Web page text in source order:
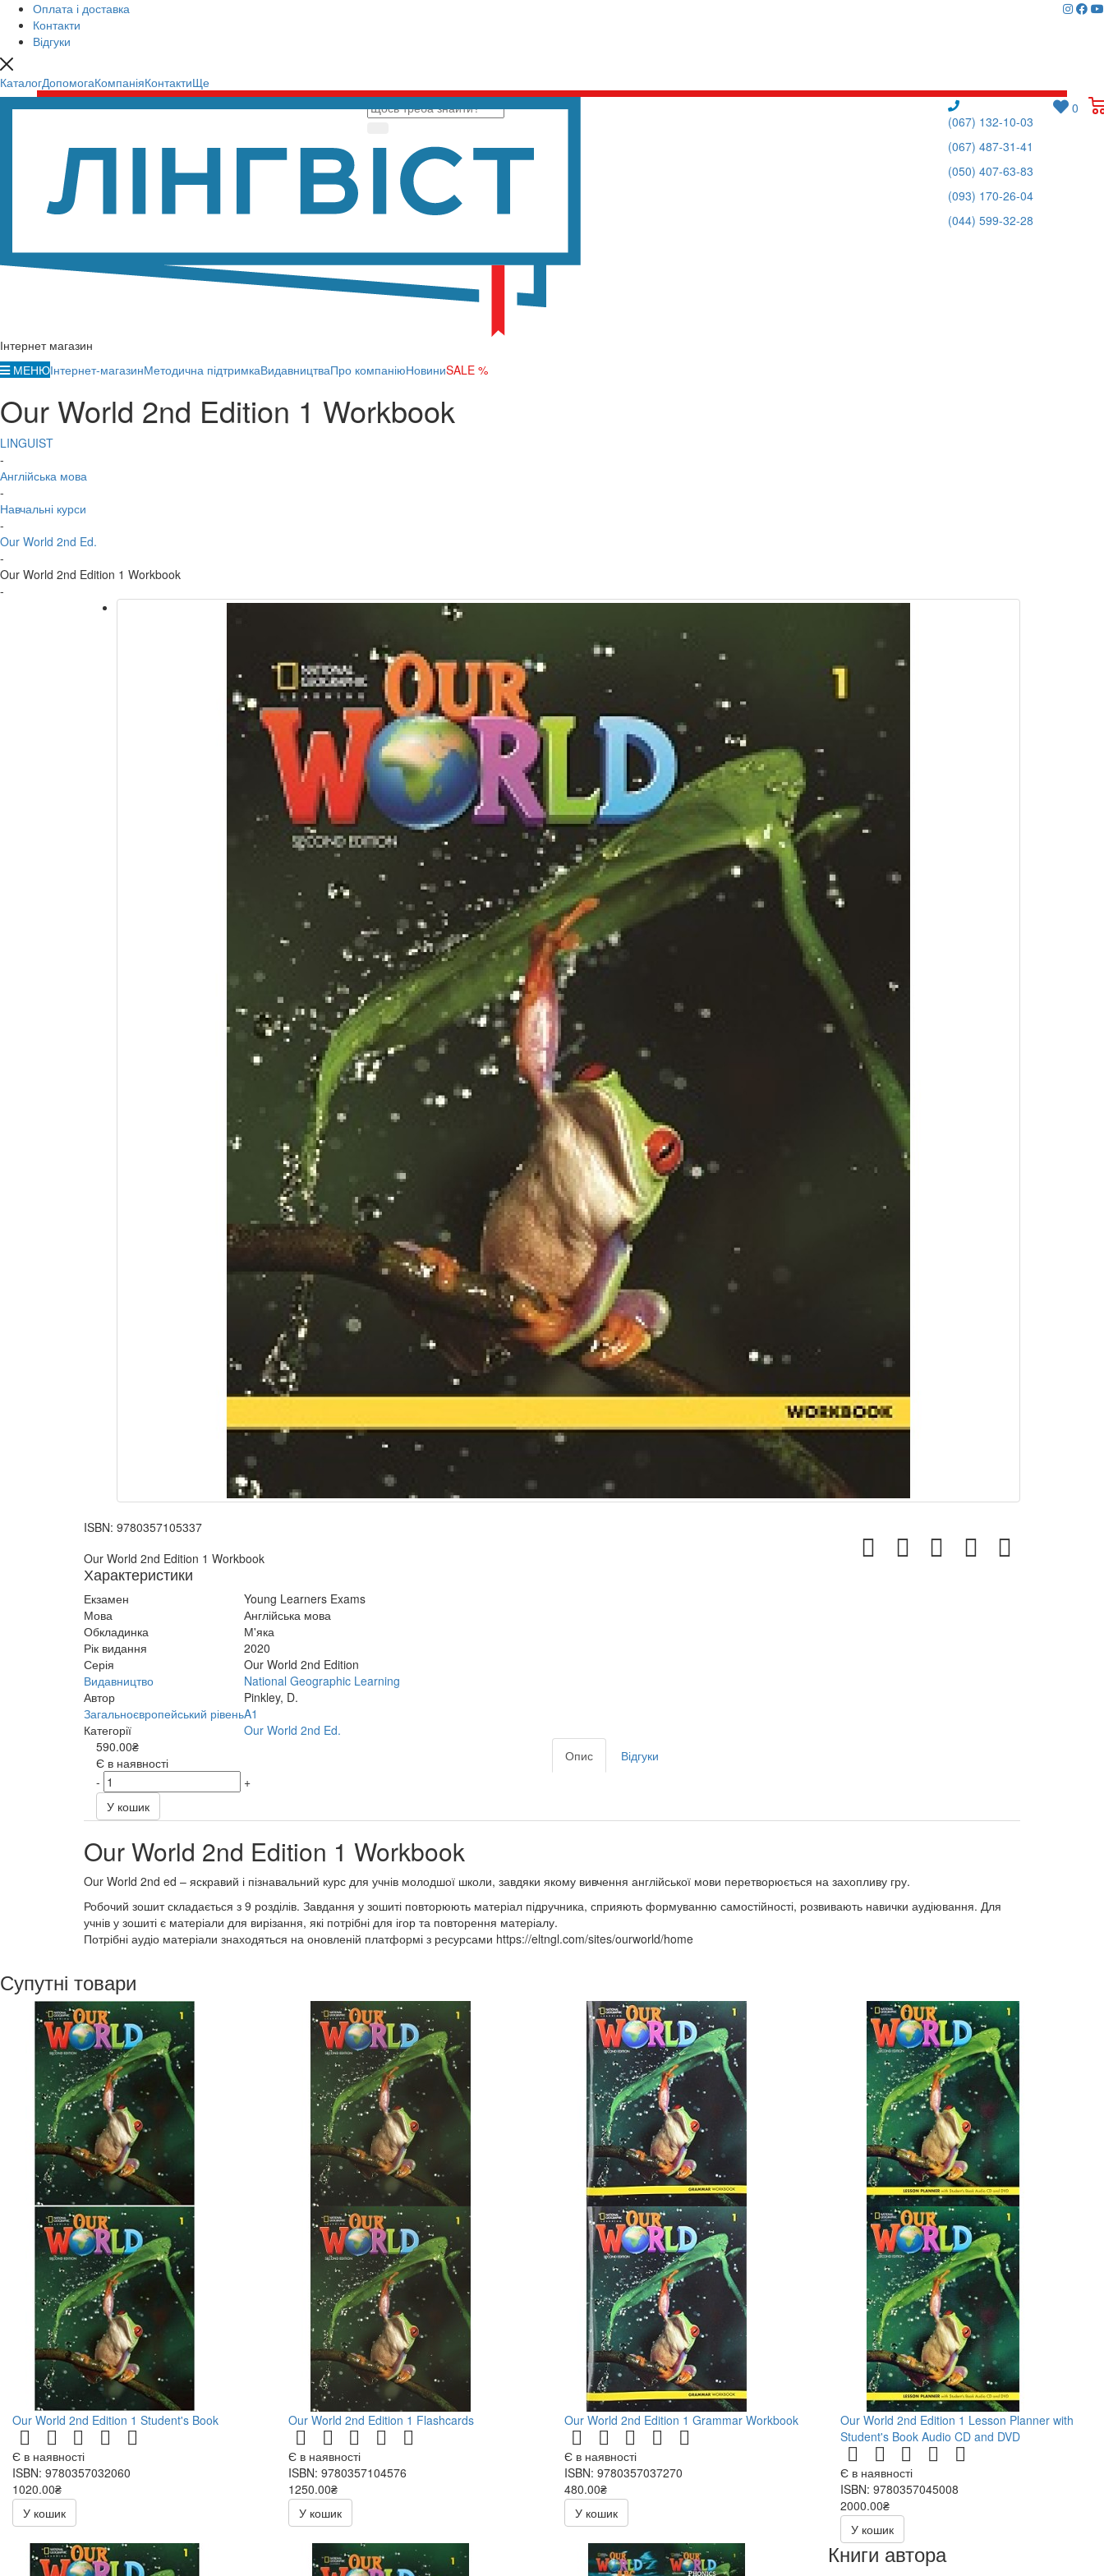
Оплата і доставка
Контакти
Відгуки
КаталогДопомогаКомпаніяКонтактиЩе
Інтернет магазин
0
(067) 132-10-03
(067) 487-31-41
(050) 407-63-83
(093) 170-26-04
(044) 599-32-28
МЕНЮІнтернет-магазинМетодична підтримкаВидавництваПро компаніюНовиниSALE %
Our World 2nd Edition 1 Workbook
LINGUIST
-
Англійська мова
-
Навчальні курси
-
Our World 2nd Ed.
-
Our World 2nd Edition 1 Workbook
-
ISBN: 9780357105337
Our World 2nd Edition 1 Workbook
Характеристики
Екзамен
Young Learners Exams
Мова
Англійська мова
Обкладинка
М'яка
Рік видання
2020
Серія
Our World 2nd Edition
Видавництво
National Geographic Learning
Автор
Pinkley, D.
Загальноєвропейський рівеньA1
Категорії
Our World 2nd Ed.
590.00₴
Є в наявності
-
+
У кошик
Опис Відгуки
Our World 2nd Edition 1 Workbook
Our World 2nd ed – яскравий і пізнавальний курс для учнів молодшої школи, завдяки якому вивчення англійської мови перетворюється на захопливу гру.
Робочий зошит складається з 9 розділів. Завдання у зошиті повторюють матеріал підручника, сприяють формуванню самостійності, розвивають навички аудіювання. Для
учнів у зошиті є матеріали для вирізання, які потрібні для ігор та повторення матеріалу.
Потрібні аудіо матеріали знаходяться на оновленій платформі з ресурсами https://eltngl.com/sites/ourworld/home
Супутні товари
Our World 2nd Edition 1 Student's Book
Є в наявності
ISBN: 9780357032060
1020.00₴
У кошик
Our World 2nd Edition 1 Flashcards
Є в наявності
ISBN: 9780357104576
1250.00₴
У кошик
Our World 2nd Edition 1 Grammar Workbook
Є в наявності
ISBN: 9780357037270
480.00₴
У кошик
Our World 2nd Edition 1 Lesson Planner with
Student's Book Audio CD and DVD
Є в наявності
ISBN: 9780357045008
2000.00₴
У кошик
Книги автора